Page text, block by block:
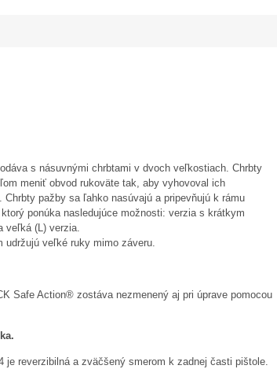
s násuvnými chrbtami v dvoch veľkostiach. Chrbty
meniť obvod rukoväte tak, aby vyhovoval ich
Chrbty pažby sa ľahko nasúvajú a pripevňujú k rámu
ponúka nasledujúce možnosti: verzia s krátkym
veľká (L) verzia.
udržujú veľké ruky mimo záveru.
Safe Action® zostáva nezmenený aj pri úprave pomocou
je reverzibilná a zväčšený smerom k zadnej časti pištole.